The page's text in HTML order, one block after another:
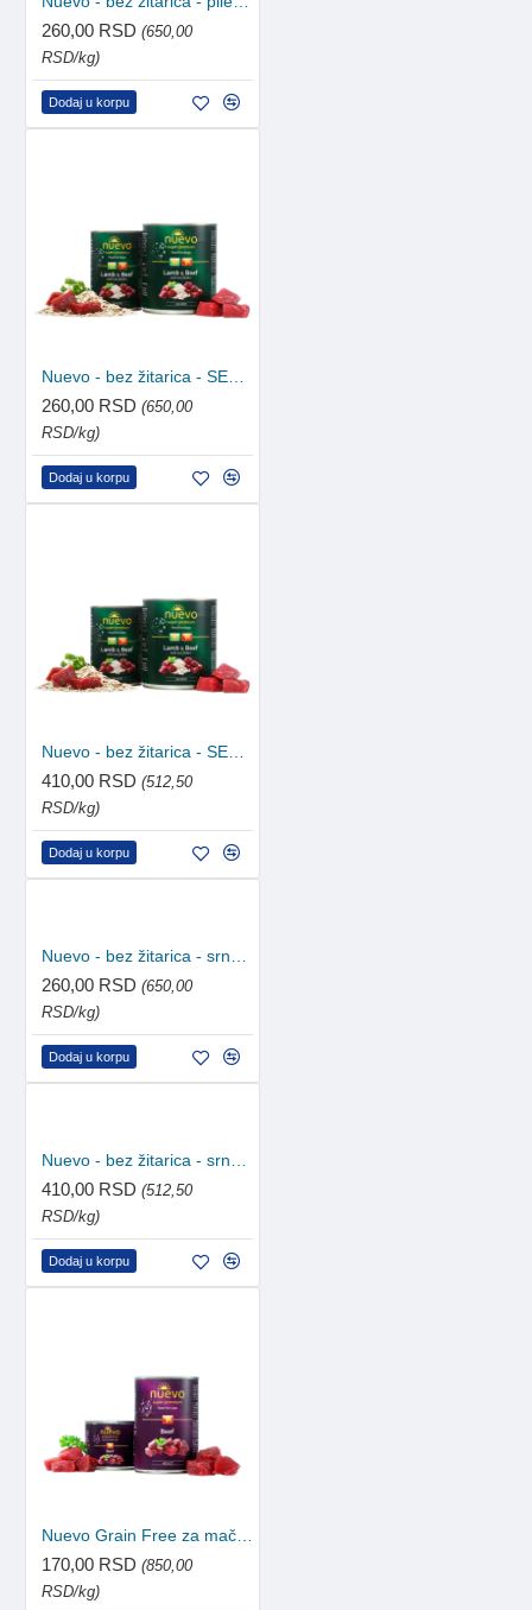
260,00 RSD (650,00
RSD/kg)
Dodaj u korpu
260,00 RSD (650,00
RSD/kg)
Dodaj u korpu
410,00 RSD (512,50
RSD/kg)
Dodaj u korpu
260,00 RSD (650,00
RSD/kg)
Dodaj u korpu
410,00 RSD (512,50
RSD/kg)
Dodaj u korpu
170,00 RSD (850,00
RSD/kg)